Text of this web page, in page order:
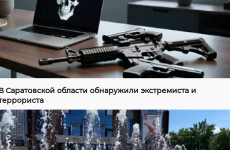
Саратовской области обнаружили экстремиста и